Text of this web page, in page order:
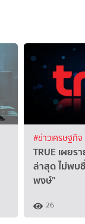
#ข่าวเศรษฐกิจ
TRUE เผย
ล่าสุด ไม่พบ
พงษ์”
26